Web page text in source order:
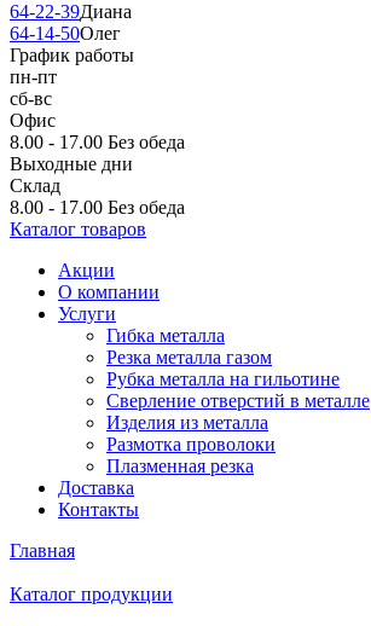
64-22-39Диана
64-14-50Олег
График работы
пн-пт
сб-вс
Офис
8.00 - 17.00 Без обеда
Выходные дни
Склад
8.00 - 17.00 Без обеда
Каталог товаров
Акции
О компании
Услуги
Гибка металла
Резка металла газом
Рубка металла на гильотине
Сверление отверстий в металле
Изделия из металла
Размотка проволоки
Плазменная резка
Доставка
Контакты
Главная
Каталог продукции